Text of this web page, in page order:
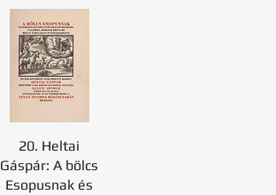
20. Heltai
Gáspár: A bölcs
Esopusnak és